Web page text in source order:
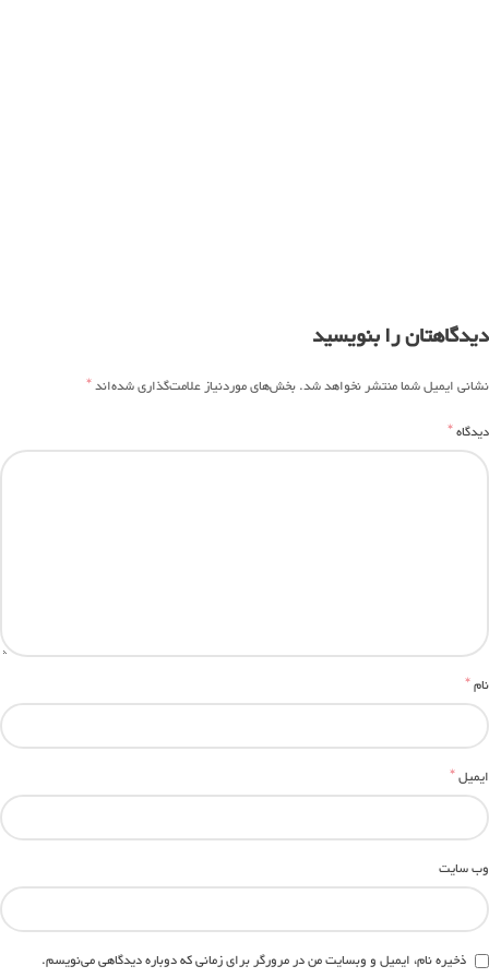
دیدگاهتان را بنویسید
نشانی ایمیل شما منتشر نخواهد شد.بخش‌های موردنیاز علامت‌گذاری شده‌اند*
دیدگاه*
نام*
ایمیل*
وب‌ سایت
ذخیره نام، ایمیل و وبسایت من در مرورگر برای زمانی که دوباره دیدگاهی می‌نویسم.